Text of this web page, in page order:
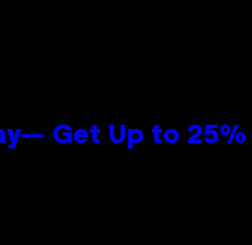
Get Up to